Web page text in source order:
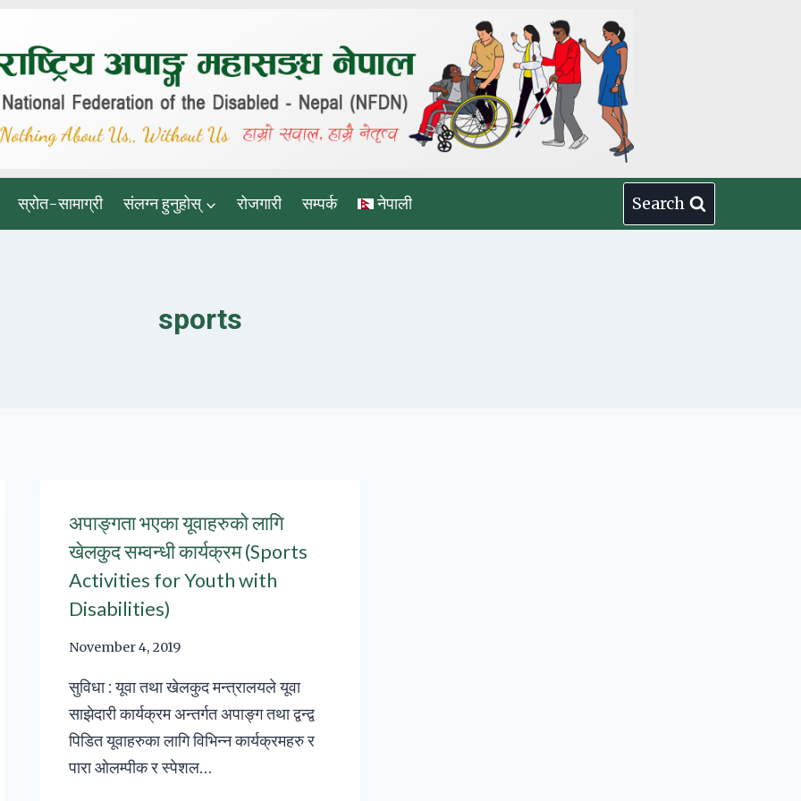
स्रोत-सामाग्री संलग्न हुनुहोस् रोजगारी सम्पर्क नेपाली Search
sports
अपाङ्गता भएका यूवाहरुको लागि
खेलकुद सम्वन्धी कार्यक्रम (Sports
Activities for Youth with
Disabilities)
November 4, 2019
सुविधा : यूवा तथा खेलकुद मन्त्रालयले यूवा
साझेदारी कार्यक्रम अन्तर्गत अपाङ्ग तथा द्वन्द्व
पिडित यूवाहरुका लागि विभिन्न कार्यक्रमहरु र
पारा ओलम्पीक र स्पेशल…